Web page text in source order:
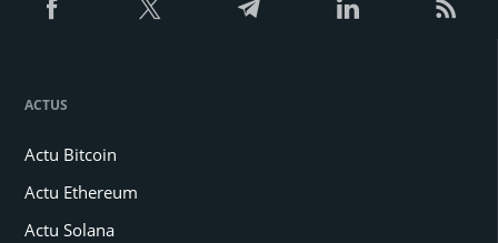
ACTUS
Actu Bitcoin
Actu Ethereum
Actu Solana